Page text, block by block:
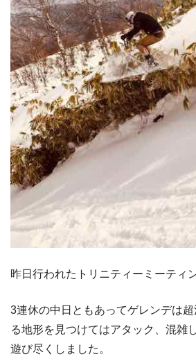
昨日行われたトリニティーミーティ
3連休の中日ともあってゲレンデは
る地形を見つけてはアタック、混雑
遊び尽くしました。